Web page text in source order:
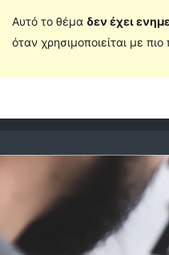
Αυτό το θέμα δεν έχει
όταν χρησιμοποιείται με